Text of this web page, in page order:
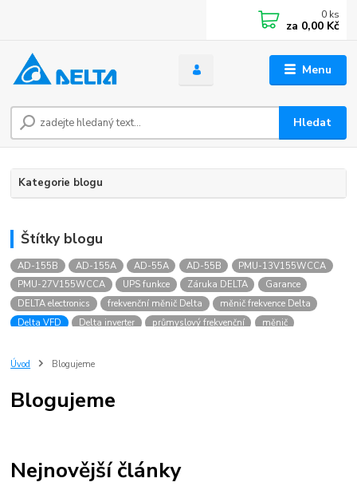
Menu
Hledat
0 ks
za 0,00 Kč
Kategorie blogu
Štítky blogu
AD-155B AD-155A AD-55A AD-55B
PMU-13V155WCCA
PMU-27V155WCCA
UPS funkce Záruka DELTA
Garance
DELTA electronics
frekvenční měnič Delta
měnič frekvence Delta
Delta VFD
Delta inverter průmyslový frekvenční
měnič
regulace elektromotoru
Úvod Blogujeme
Blogujeme
Nejnovější články